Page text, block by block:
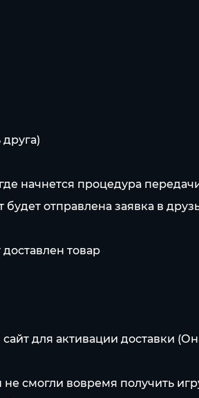
начнется процедура
отправлена заявка в
товар
для активации доставки
смогли вовремя получить